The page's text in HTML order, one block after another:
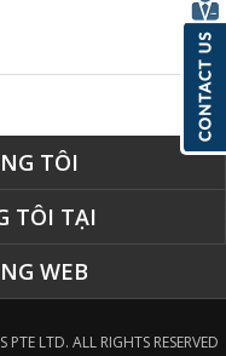
TÔI
TÔI TẠI
WEB
LTD. ALL RIGHTS RESERVED